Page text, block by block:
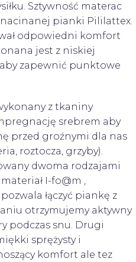
Sztywność materac
pianki Pililattex.
odpowiedni komfort
jest z niskiej
zapewnić punktowe
z tkaniny
srebrem aby
przed groźnymi dla nas
roztocza, grzyby).
dwoma rodzajami
I-fo@m ,
łączyć piankę z
otrzymujemy aktywny
podczas snu. Drugi
sprężysty i
komfort ale tez